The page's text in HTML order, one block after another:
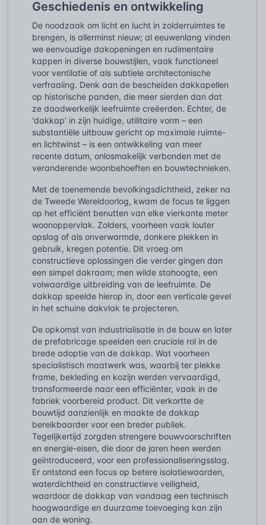
Geschiedenis en ontwikkeling
De noodzaak om licht en lucht in zolderruimtes te
brengen, is allerminst nieuw; al eeuwenlang vinden
we eenvoudige dakopeningen en rudimentaire
kappen in diverse bouwstijlen, vaak functioneel
voor ventilatie of als subtiele architectonische
verfraaiing. Denk aan de bescheiden dakkapellen
op historische panden, die meer sierden dan dat
ze daadwerkelijk leefruimte creëerden. Echter, de
'dakkap' in zijn huidige, utilitaire vorm – een
substantiële uitbouw gericht op maximale ruimte-
en lichtwinst – is een ontwikkeling van meer
recente datum, onlosmakelijk verbonden met de
veranderende woonbehoeften en bouwtechnieken.
Met de toenemende bevolkingsdichtheid, zeker na
de Tweede Wereldoorlog, kwam de focus te liggen
op het efficiënt benutten van elke vierkante meter
woonoppervlak. Zolders, voorheen vaak louter
opslag of als onverwarmde, donkere plekken in
gebruik, kregen potentie. Dit vroeg om
constructieve oplossingen die verder gingen dan
een simpel dakraam; men wilde stahoogte, een
volwaardige uitbreiding van de leefruimte. De
dakkap speelde hierop in, door een verticale gevel
in het schuine dakvlak te projecteren.
De opkomst van industrialisatie in de bouw en later
de prefabricage speelden een cruciale rol in de
brede adoptie van de dakkap. Wat voorheen
specialistisch maatwerk was, waarbij ter plekke
frame, bekleding en kozijn werden vervaardigd,
transformeerde naar een efficiënter, vaak in de
fabriek voorbereid product. Dit verkortte de
bouwtijd aanzienlijk en maakte de dakkap
bereikbaarder voor een breder publiek.
Tegelijkertijd zorgden strengere bouwvoorschriften
en energie-eisen, die door de jaren heen werden
geïntroduceerd, voor een professionaliseringsslag.
Er ontstond een focus op betere isolatiewaarden,
waterdichtheid en constructieve veiligheid,
waardoor de dakkap van vandaag een technisch
hoogwaardige en duurzame toevoeging kan zijn
aan de woning.